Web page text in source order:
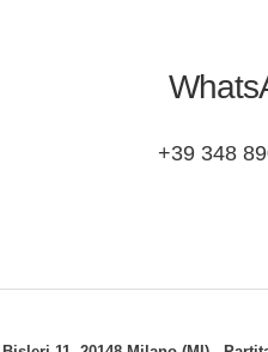
+39 348